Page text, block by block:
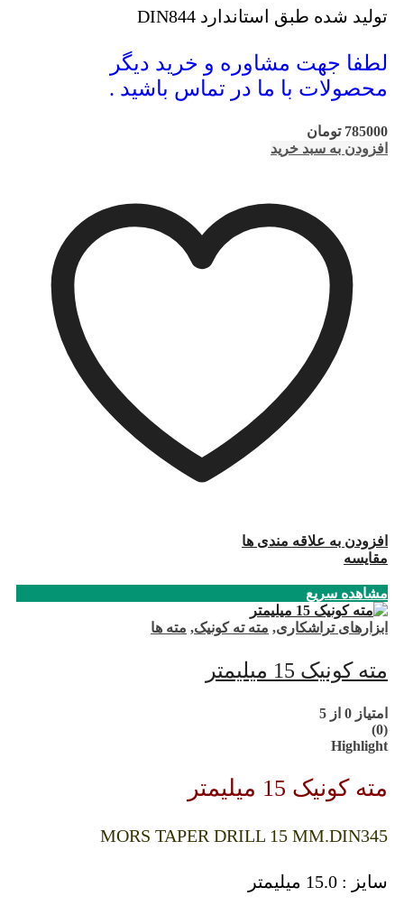
تولید شده طبق استاندارد DIN844
لطفا جهت مشاوره و خرید دیگر
محصولات با ما در تماس باشید .
785000 تومان
افزودن به سبد خرید
افزودن به علاقه مندی ها
مقایسه
مشاهده سریع
ابزارهای تراشکاری, مته ته کونیک, مته ها
مته کونیک 15 میلیمتر
امتیاز 0 از 5
(0)
Highlight
مته کونیک 15 میلیمتر
MORS TAPER DRILL 15 MM.DIN345
سایز : 15.0 میلیمتر